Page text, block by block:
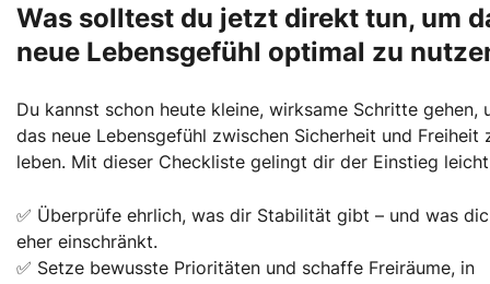
Was solltest du jetzt direkt tun, um
neue Lebensgefühl optimal zu
Du kannst schon heute kleine, wirksame Schritte gehen,
das neue Lebensgefühl zwischen Sicherheit und Freiheit
leben. Mit dieser Checkliste gelingt dir der Einstieg
✅ Überprüfe ehrlich, was dir Stabilität gibt – und was
eher einschränkt.
✅ Setze bewusste Prioritäten und schaffe Freiräume, in